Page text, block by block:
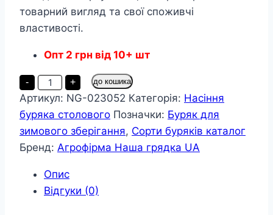
товарний вигляд та свої споживчі
властивості.
Опт 2 грн від 10+ шт
-
Буряк
Смуглянка
пакет
10
грамів
(упаковка
10
кількість
+ до кошика
Артикул: NG-023052 Категорія: Насіння
буряка столового Позначки: Буряк для
зимового зберігання, Сорти буряків каталог
Бренд: Агрофірма Наша грядка UA
Опис
Відгуки (0)